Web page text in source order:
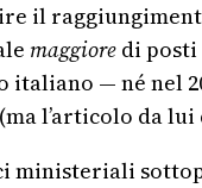
il
maggiore di posti
— né nel
l’articolo da
ministeriali